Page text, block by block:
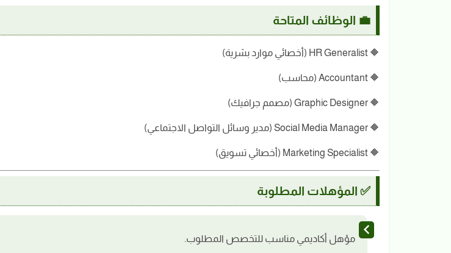
💼 الوظائف المتاحة
🔶 HR Generalist (أخصائي موارد بشرية)
🔶 Accountant (محاسب)
🔶 Graphic Designer (مصمم جرافيك)
🔶 Social Media Manager (مدير وسائل التواصل الاجتماعي)
🔶 Marketing Specialist (أخصائي تسويق)
✅ المؤهلات المطلوبة
مؤهل أكاديمي مناسب للتخصص المطلوب.